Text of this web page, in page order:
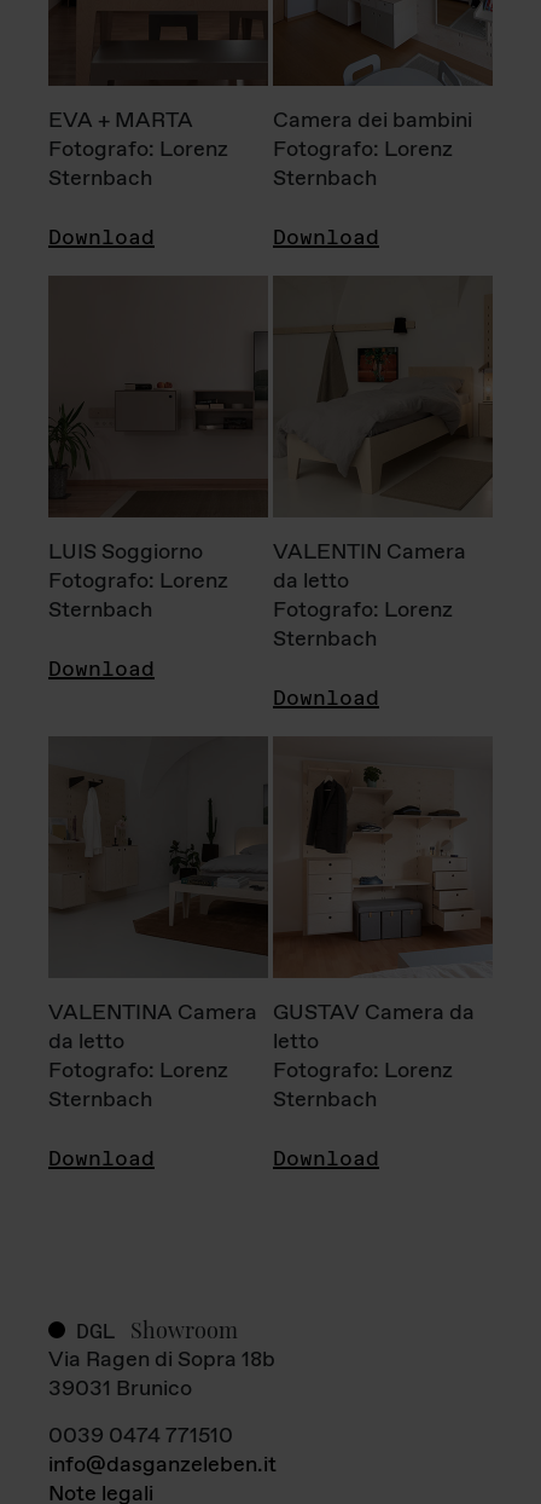
EVA + MARTA
Fotografo: Lorenz
Sternbach
Download
Camera dei bambini
Fotografo: Lorenz
Sternbach
Download
LUIS Soggiorno
Fotografo: Lorenz
Sternbach
Download
VALENTIN Camera
da letto
Fotografo: Lorenz
Sternbach
Download
VALENTINA Camera
da letto
Fotografo: Lorenz
Sternbach
Download
GUSTAV Camera da
letto
Fotografo: Lorenz
Sternbach
Download
DGL Showroom
Via Ragen di Sopra 18b
39031 Brunico
0039 0474 771510
info@dasganzeleben.it
Note legali